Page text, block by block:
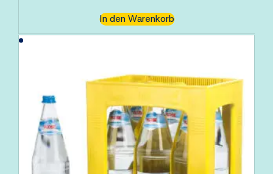
In den Warenkorb